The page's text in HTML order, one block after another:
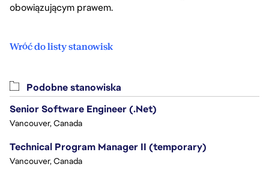
obowiązującym prawem.
Wróć do listy stanowisk
Podobne stanowiska
Senior Software Engineer (.Net)
Vancouver, Canada
Technical Program Manager II (temporary)
Vancouver, Canada